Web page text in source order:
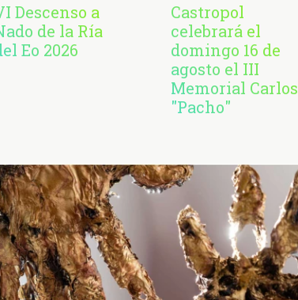
Descenso a
de la Ría
Eo 2026
Castropol
celebrará el
domingo 16 de
agosto el III
Memorial Carlos
"Pacho"